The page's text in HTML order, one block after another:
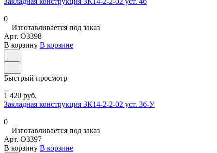
0
Изготавливается под заказ
Арт. O3398
В корзину В корзине
Быстрый просмотр
1 420 руб.
Закладная конструкция ЗК14-2-2-02 уст. 3б-У
0
Изготавливается под заказ
Арт. O3397
В корзину В корзине